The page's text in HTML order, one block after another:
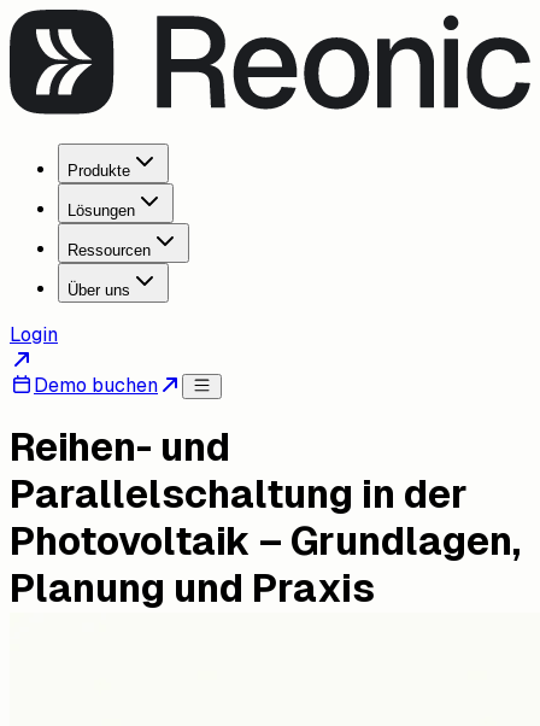
Produkte
Lösungen
Ressourcen
Über uns
Login
Demo buchen
Reihen- und
Parallelschaltung in der
Photovoltaik – Grundlagen,
Planung und Praxis